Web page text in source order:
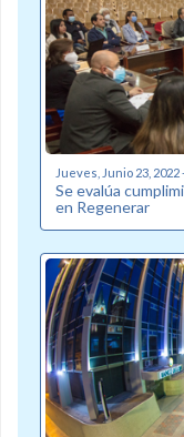
Jueves, Junio 23, 2022
Se evalúa
en Regenerar